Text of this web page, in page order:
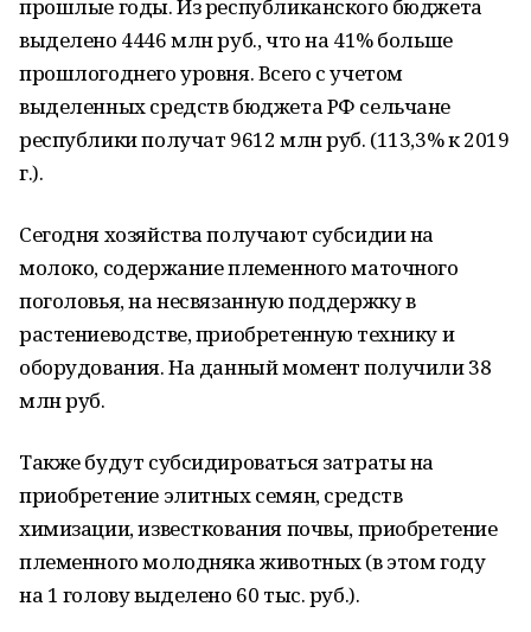
прошлые годы. Из республиканского бюджета
выделено 4446 млн руб., что на 41% больше
прошлогоднего уровня. Всего с учетом
выделенных средств бюджета РФ сельчане
республики получат 9612 млн руб. (113,3% к 2019
г.).
Сегодня хозяйства получают субсидии на
молоко, содержание племенного маточного
поголовья, на несвязанную поддержку в
растениеводстве, приобретенную технику и
оборудования. На данный момент получили 38
млн руб.
Также будут субсидироваться затраты на
приобретение элитных семян, средств
химизации, известкования почвы, приобретение
племенного молодняка животных (в этом году
на 1 голову выделено 60 тыс. руб.).